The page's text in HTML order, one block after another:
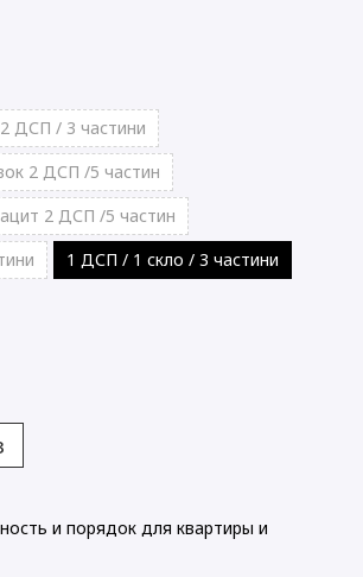
2 ДСП / 3 частини
2 ДСП /5 частин
2 ДСП /5 частин
1 ДСП / 1 скло / 3 частини
и порядок для квартиры и